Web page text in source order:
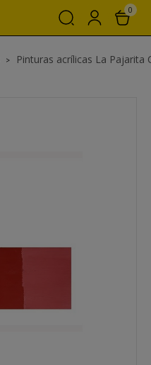
0
Pinturas acrílicas La Pajarita